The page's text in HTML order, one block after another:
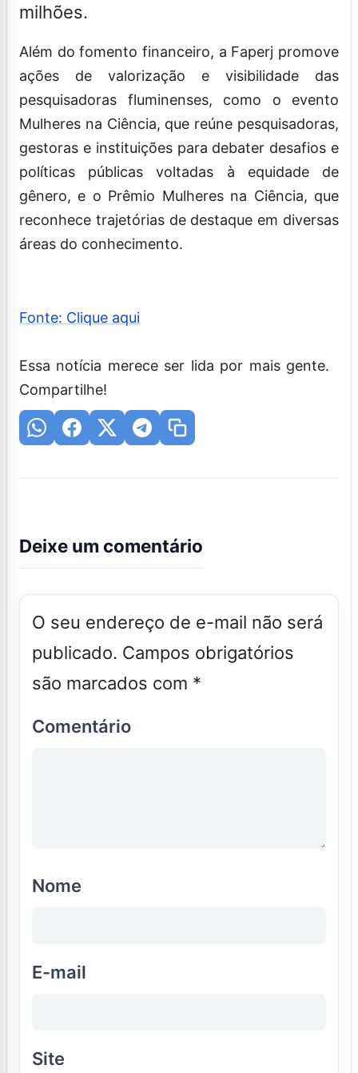
milhões.
Além do fomento financeiro, a Faperj promove
ações de valorização e visibilidade das
pesquisadoras fluminenses, como o evento
Mulheres na Ciência, que reúne pesquisadoras,
gestoras e instituições para debater desafios e
políticas públicas voltadas à equidade de
gênero, e o Prêmio Mulheres na Ciência, que
reconhece trajetórias de destaque em diversas
áreas do conhecimento.
Fonte: Clique aqui
Essa notícia merece ser lida por mais gente.
Compartilhe!
Deixe um comentário
O seu endereço de e-mail não será
publicado. Campos obrigatórios
são marcados com *
Comentário
Nome
E-mail
Site